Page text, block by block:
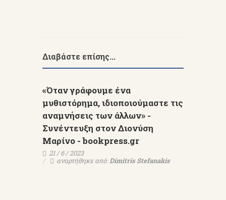
Διαβάστε επίσης...
«Όταν γράφουμε ένα
μυθιστόρημα, ιδιοποιούμαστε τις
αναμνήσεις των άλλων» -
Συνέντευξη στον Διονύση
Μαρίνο - bookpress.gr
21 / 6 / 2023
αναρτήθηκε από:Dimitris Stefanakis